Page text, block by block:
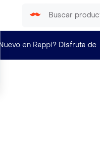
¿Nuevo en Rappi? Disfruta de